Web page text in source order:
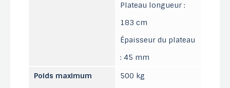
Plateau longueur :
183 cm
Épaisseur du plateau
: 45 mm
Poids maximum
500 kg